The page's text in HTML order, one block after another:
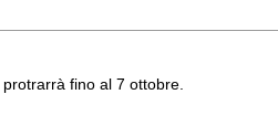
fino al 7 ottobre.